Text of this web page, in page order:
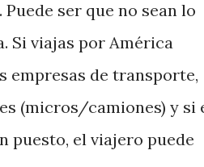
ser que no sean lo
Si viajas por América
empresas de transporte,
(micros/camiones) y si
puesto, el viajero puede